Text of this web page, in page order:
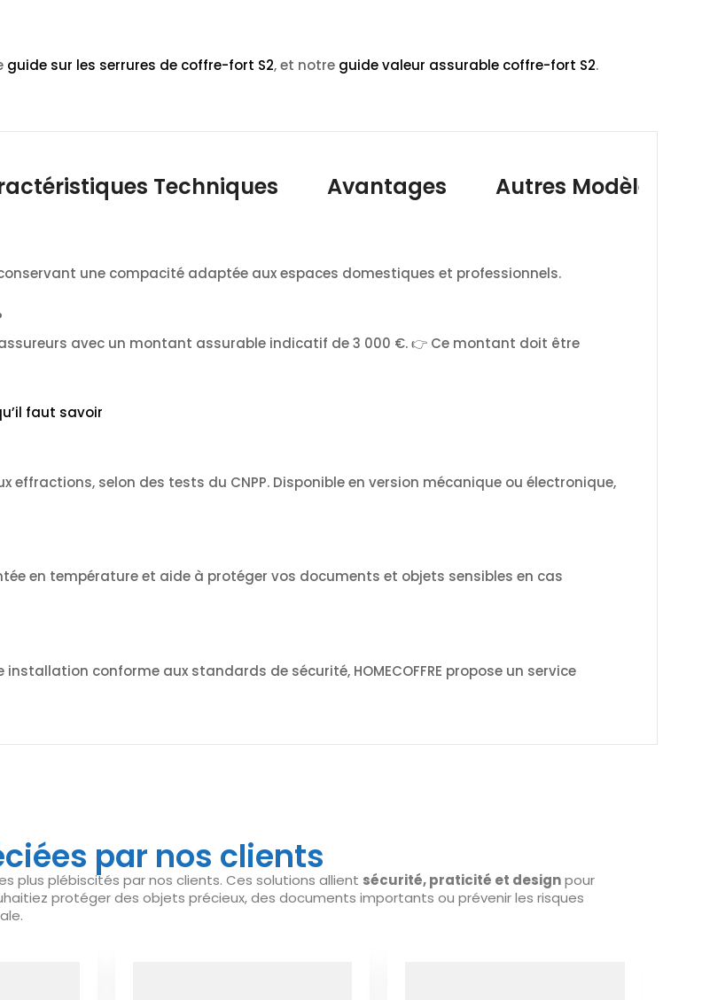
guide sur les serrures de coffre-fort S2, et notre guide valeur assurable coffre-fort S2.
Techniques Avantages Autres Modèles
une compacité adaptée aux espaces domestiques et professionnels.
avec un montant assurable indicatif de 3 000 €. 👉 Ce montant doit être
faut savoir
effractions, selon des tests du CNPP. Disponible en version mécanique ou électronique,
en température et aide à protéger vos documents et objets sensibles en cas
conforme aux standards de sécurité, HOMECOFFRE propose un service
par nos clients
plus plébiscités par nos clients. Ces solutions allient sécurité, praticité et designpour
protéger des objets précieux, des documents importants ou prévenir les risques